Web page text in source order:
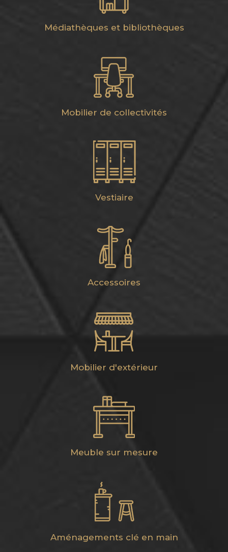
Médiathèques et bibliothèques
Mobilier de collectivités
Vestiaire
Accessoires
Mobilier d'extérieur
Meuble sur mesure
Aménagements clé en main